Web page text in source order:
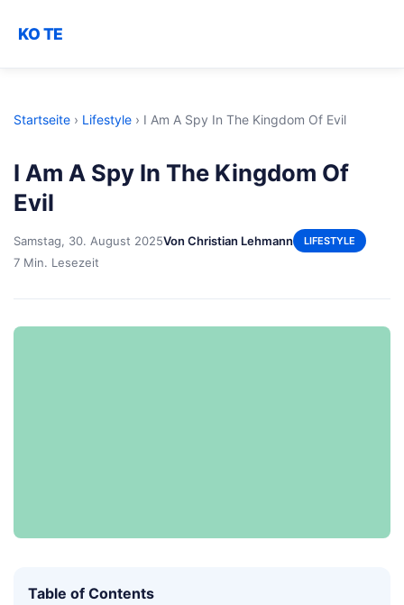
KO TE
Startseite › Lifestyle › I Am A Spy In The Kingdom Of Evil
I Am A Spy In The Kingdom Of
Evil
Samstag, 30. August 2025Von Christian Lehmann LIFESTYLE
7 Min. Lesezeit
Table of Contents